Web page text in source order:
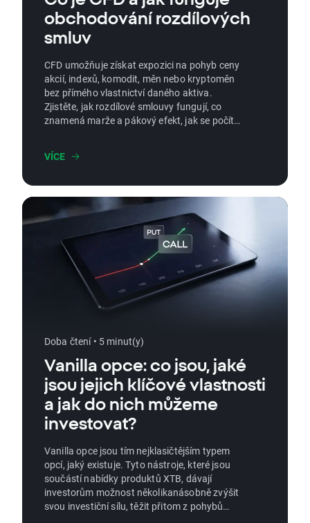
obchodování rozdílových
smluv
CFD umožňuje získat expozici na pohyb ceny
akcií, indexů, komodit, měn nebo kryptoměn
bez přímého vlastnictví daného aktiva.
Zjistěte, jak rozdílové smlouvy fungují, co
znamená marže a pákový efekt, jak se počítá
začátečník znát.
VÍCE
Doba čtení • 5 minut(y)
Vanilla opce: co jsou, jaké
jsou jejich klíčové vlastnosti
a jak do nich můžeme
investovat?
Vanilla opce jsou tím nejklasičtějším typem
opcí, jaký existuje. Tyto nástroje, které jsou
součástí nabídky produktů XTB, dávají
investorům možnost několikanásobně zvýšit
svou investiční sílu, těžit přitom z pohybů